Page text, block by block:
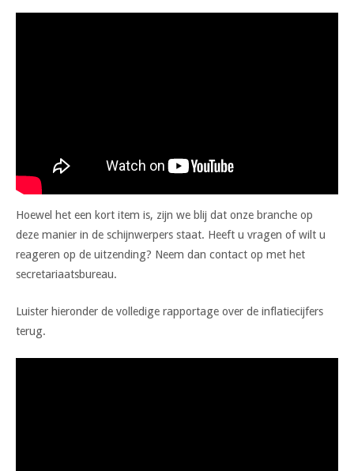
Hoewel het een kort item is, zijn we blij dat onze branche op
deze manier in de schijnwerpers staat. Heeft u vragen of wilt u
reageren op de uitzending? Neem dan contact op met het
secretariaatsbureau.
Luister hieronder de volledige rapportage over de inflatiecijfers
terug.